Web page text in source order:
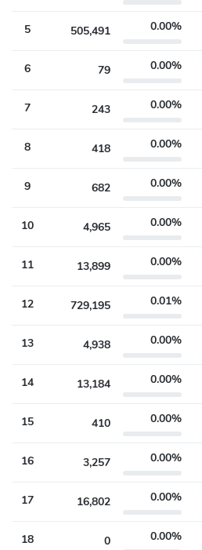
5 505,491 0.00%
6 79 0.00%
7 243 0.00%
8 418 0.00%
9 682 0.00%
10 4,965 0.00%
11 13,899 0.00%
12 729,195 0.01%
13 4,938 0.00%
14 13,184 0.00%
15 410 0.00%
16 3,257 0.00%
17 16,802 0.00%
18 0 0.00%